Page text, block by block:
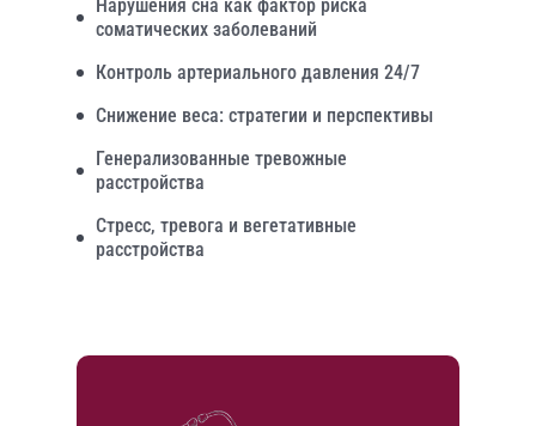
Нарушения сна как фактор риска
соматических заболеваний
Контроль артериального давления 24/7
Снижение веса: стратегии и перспективы
Генерализованные тревожные
расстройства
Стресс, тревога и вегетативные
расстройства